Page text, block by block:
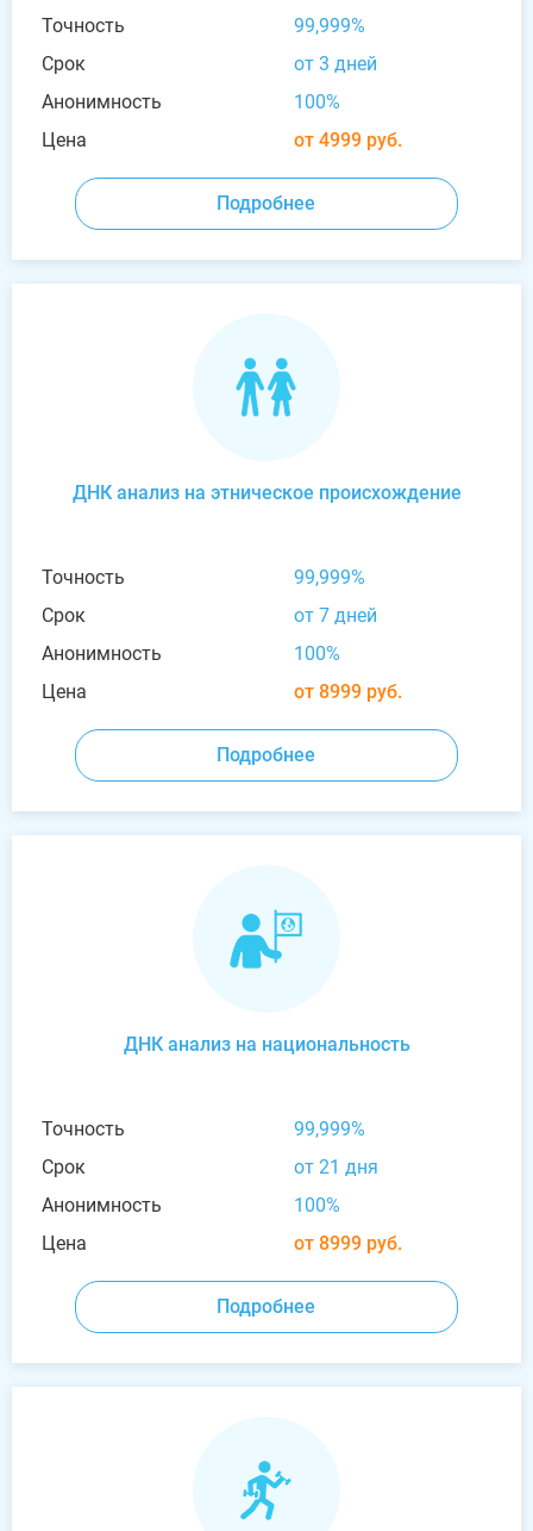
Точность
99,999%
Срок
от 3 дней
Анонимность
100%
Цена
от 4999 руб.
Подробнее
ДНК анализ на этническое происхождение
Точность
99,999%
Срок
от 7 дней
Анонимность
100%
Цена
от 8999 руб.
Подробнее
ДНК анализ на национальность
Точность
99,999%
Срок
от 21 дня
Анонимность
100%
Цена
от 8999 руб.
Подробнее